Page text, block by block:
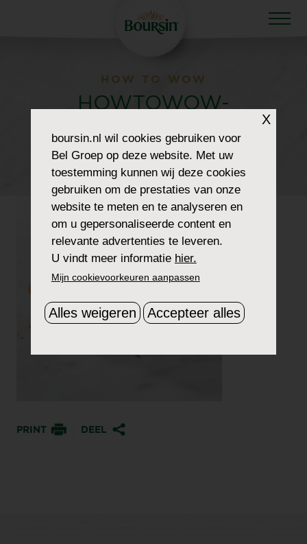
HOW TO WOW
HOWTOWOW-
WINETASTING-4-
BOURSIN
PRINT DEEL
X
boursin.nl wil cookies gebruiken voor
Bel Groep op deze website. Met uw
toestemming kunnen wij deze cookies
gebruiken om de prestaties van onze
website te meten en te analyseren en
om u gepersonaliseerde content en
relevante advertenties te leveren.
U vindt meer informatie hier.
Mijn cookievoorkeuren aanpassen
Alles weigeren Accepteer alles